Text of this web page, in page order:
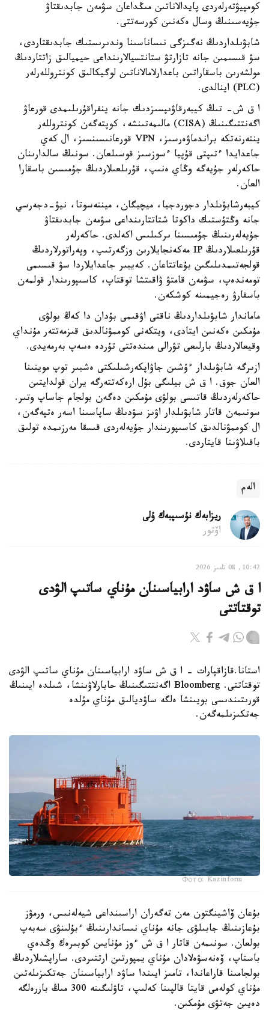
كومپيۋتەرلەردى پايدالاناتىن مىڭداعان سۋمەن جابدىقتاۋ
جۇيەسىنىڭ وسال ەكەنىن كورسەتتى.
شابۋىلداردىڭ نەگىزگى نىساناسىنا وندىرىستىك جابدىقتاردى،
سۋ قىسىمىن جانە تازارتۋ ستانتسيالارىنداعى حيميالىق زاتتاردىڭ
مولشەرىن باسقاراتىن باعدارلامالاناتىن لوگيكالىق كونتروللەرلەر
(PLC) اينالدى.
ا ق ش- تىڭ كيبەرقاۋىپسىزدىك جانە ينفراقۇرىلىمدى قورعاۋ
اگەنتتىگىنىڭ (CISA) مالىمەتىنشە، كوپتەگەن كونتروللەر
ينتەرنەتكە براندماۋەرسىز، VPN قورعانىسىنسىز، ال كەي
جاعدايدا ءتىپتى قۇپيا ءسوزسىز قوسىلعان. سونىڭ سالدارىنان
حاكەرلەر جۇيەگە وڭاي ەنىپ، قۇرىلعىلاردىڭ جۇمىسىن باسقارا
العان.
كيبەرشابۋىلدار دجوردجيا، ميچيگان، ميننەسوتا، نيۋ-دجەرسي
جانە وڭتۇستىك داكوتا شتاتتارىنداعى سۋمەن جابدىقتاۋ
جۇيەلەرىنىڭ جۇمىسىنا ىركىلىس اكەلدى. حاكەرلەر
قۇرىلعىلاردىڭ IP مەكەنجايلارىن وزگەرتىپ، وپەراتورلاردىڭ
قولجەتىمدىلىگىن بۇعاتتاعان. كەيبىر جاعدايلاردا سۋ قىسىمى
تومەندەپ، سۋمەن قامتۋ ۋاقىتشا توقتاپ، كاسىپورىندار قولمەن
باسقارۋ رەجيمىنە كوشكەن.
ماماندار شابۋىلداردىڭ ناقتى اۋقىمى بۇدان دا كەڭ بولۋى
مۇمكىن ەكەنىن ايتادى، ويتكەنى كوممۋنالدىق قىزمەتتەر مۇنداي
وقيعالاردىڭ بارلىعى تۋرالى مىندەتتى تۇردە ەسەپ بەرمەيدى.
ازىرگە شابۋىلدار ءۇشىن جاۋاپكەرشىلىكتى ەشبىر توپ موينىنا
العان جوق. ا ق ش بيلىگى بۇل ارەكەتتەرگە يران قولدايتىن
حاكەرلەردىڭ قاتىسى بولۋى مۇمكىن دەگەن بولجام جاساپ وتىر.
سونىمەن قاتار شابۋىلدار اۋىز سۋدىڭ ساپاسىنا اسەر ەتپەگەن،
ال كوممۋنالدىق كاسىپورىندار جۇيەلەردى قىسقا مەرزىمدە تولىق
باقىلاۋىنا قايتاردى.
الەم
ريزابەك نۇسىپبەك ۇلى
اۆتور
10:42, 08 تامىز 2026
ا ق ش ساۋد ارابياسىنان مۇناي ساتىپ الۋدى
توقتاتتى
استانا.قازاقپارات - ا ق ش ساۋد ارابياسىنان مۇناي ساتىپ الۋدى
توقتاتتى. Bloomberg اگەنتتىگىنىڭ حابارلاۋىنشا، شىلدە ايىنىڭ
قورىتىندىسى بويىنشا ەلگە ساۋديالىق مۇناي مۇلدە
جەتكىزىلمەگەن.
Фото: Kazinform
بۇعان ۆاشينگتون مەن تەگەران اراسىنداعى شيەلەنىس، ورمۋز
بۇعازىنىڭ جابىلۋى جانە مۇناي نىساندارىنىڭ ءبۇلىنۋى سەبەپ
بولعان. سونىمەن قاتار ا ق ش ءوز مۇنايىن كوبىرەك وڭدەي
باستاپ، ۆەنەسۋەلادان مۇناي يمپورتىن ارتتىردى. ساراپشىلاردىڭ
بولجامىنا قاراعاندا، تامىز ايىندا ساۋد ارابياسىنان جەتكىزىلەتىن
مۇناي كولەمى قايتا قالپىنا كەلىپ، تاۋلىگىنە 300 مىڭ باررەلگە
دەيىن جەتۋى مۇمكىن.